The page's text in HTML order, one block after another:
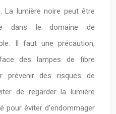
La lumière noire peut être
dans le domaine de
Il faut une précaution,
des lampes de fibre
prévenir des risques de
de regarder la lumière
pour éviter d’endommager